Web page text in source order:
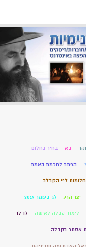
בא בחיר בחלום
הפתח לחכמת האמת
חלומות לפי הקבלה
יצר הרע לג בעומר 2019
לימוד קבלה לאישה לך לך
אסתר בקבלה